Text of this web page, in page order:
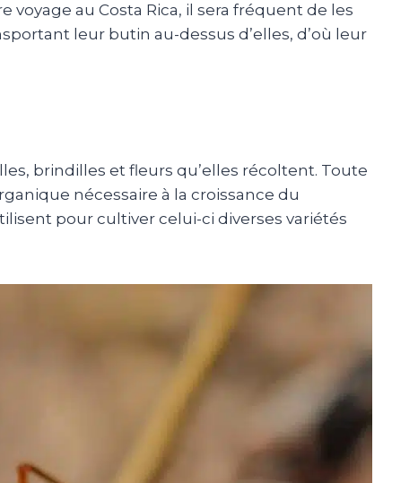
voyage au Costa Rica, il sera fréquent de les
leur butin au-dessus d’elles, d’où leur
brindilles et fleurs qu’elles récoltent. Toute
nécessaire à la croissance du
pour cultiver celui-ci diverses variétés